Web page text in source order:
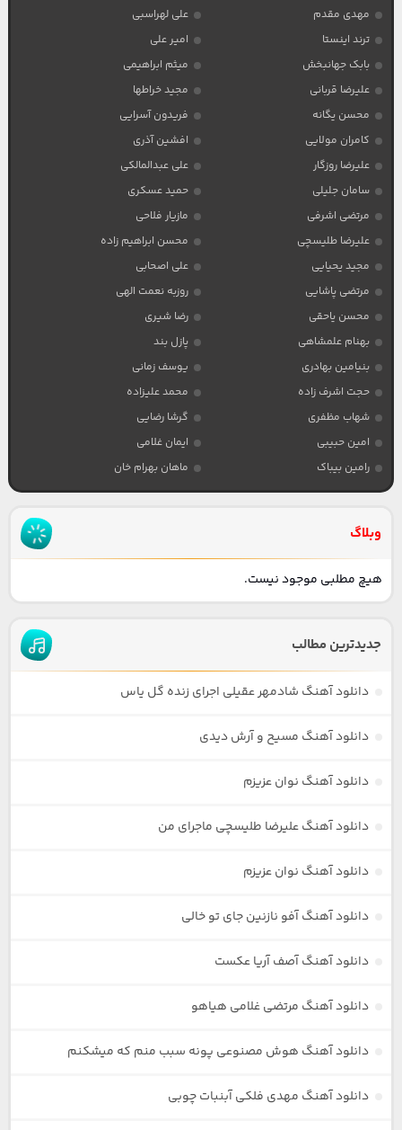
مهدی مقدم
علی لهراسبی
ترند اینستا
امیر علی
بابک جهانبخش
میثم ابراهیمی
علیرضا قربانی
مجید خراطها
محسن یگانه
فریدون آسرایی
کامران مولایی
افشین آذری
علیرضا روزگار
علی عبدالمالکی
سامان جلیلی
حمید عسکری
مرتضی اشرفی
مازیار فلاحی
علیرضا طلیسچی
محسن ابراهیم زاده
مجید یحیایی
علی اصحابی
مرتضی پاشایی
روزبه نعمت الهی
محسن یاحقی
رضا شیری
بهنام علمشاهی
پازل بند
بنیامین بهادری
یوسف زمانی
حجت اشرف زاده
محمد علیزاده
شهاب مظفری
گرشا رضایی
امین حبیبی
ایمان غلامی
رامین بیباک
ماهان بهرام خان
وبلاگ
هیچ مطلبی موجود نیست.
جدیدترین مطالب
دانلود آهنگ شادمهر عقیلی اجرای زنده گل یاس
دانلود آهنگ مسیح و آرش دیدی
دانلود آهنگ نوان عزیزم
دانلود آهنگ علیرضا طلیسچی ماجرای من
دانلود آهنگ نوان عزیزم
دانلود آهنگ آفو نازنین جای تو خالی
دانلود آهنگ آصف آریا عکست
دانلود آهنگ مرتضی غلامی هیاهو
دانلود آهنگ هوش مصنوعی پونه سبب منم که میشکنم
دانلود آهنگ مهدی فلکی آبنبات چوبی